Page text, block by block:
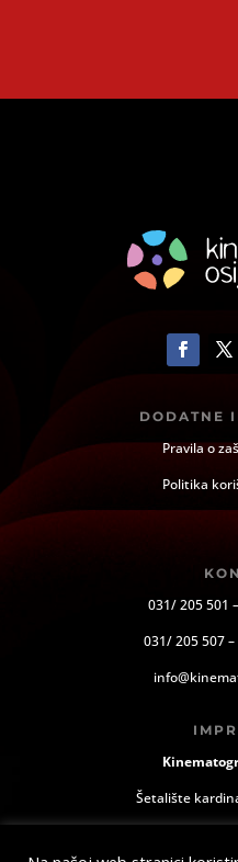
DODATNE
Pravila o
Politika
031/ 205 501
031/ 205 507
Šetalište